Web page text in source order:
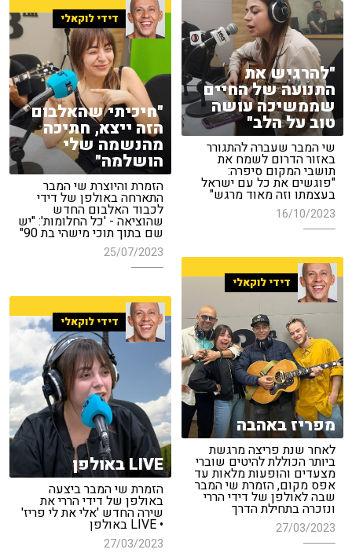
"להרגיש את
התנועה של החיים
שממשיכה עושה
טוב על הלב"
שי המבר שעברה להתגורר
באזור הדרום לשמח את
תושבי המקום סיפרה:
"פוגשים את כל עם ישראל
בעצמתו וזה מאוד מרגש"
16/10/2023
דידי לוקאלי
"חיכיתי שהאלבום
הזה ייצא, חתיכה
מהנשמה שלי
הושלמה"
הזמרת והיוצרת שי המבר
התארחה באולפן של דידי
לכבוד האלבום החדש
שהוציאה - 'כל החלומות': "יש
שם בתוך תוכי מישהי בת 90"
25/07/2023
דידי לוקאלי
מפריז באהבה
לאחר שנת פריצה מרגשת
ביותר הכוללת להיטים שוברי
מצעדים והופעות מלאות עד
אפס מקום, הזמרת שי המבר
שבה לאולפן של דידי הררי
ונזכרה בתחילת הדרך
27/03/2023
דידי לוקאלי
LIVE באולפן
הזמרת שי המבר ביצעה
באולפן של דידי הררי את
שירה החדש 'אלי את לי פריז'
• LIVE באולפן
27/03/2023